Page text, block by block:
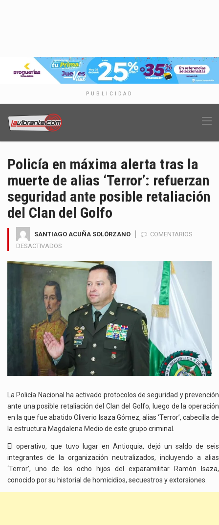
PUBLICIDAD
Policía en máxima alerta tras la
muerte de alias ‘Terror’: refuerzan
seguridad ante posible retaliación
del Clan del Golfo
SANTIAGO ACUÑA SOLÓRZANO
COMENTARIOS
DESACTIVADOS
EN
MÁXIMA
TRAS
MUERTE
DE
ALIAS
‘TERROR’:
REFUERZAN
SEGURIDAD
RETALIACIÓN
DEL
CLAN
DEL
La Policía Nacional ha activado protocolos de seguridad y prevención
ante una posible retaliación del Clan del Golfo, luego de la operación
en la que fue abatido Oliverio Isaza Gómez, alias ‘Terror’, cabecilla de
la estructura Magdalena Medio de este grupo criminal.
El operativo, que tuvo lugar en Antioquia, dejó un saldo de seis
integrantes de la organización neutralizados, incluyendo a alias
‘Terror’, uno de los ocho hijos del exparamilitar Ramón Isaza,
conocido por su historial de homicidios, secuestros y extorsiones.